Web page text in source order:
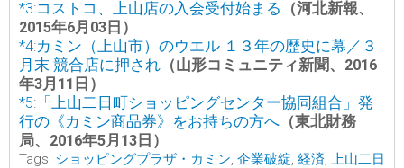
*3:コストコ、上山店の入会受付始まる
（河北新報、
2015年6月03日）
*4:カミン（上山市）のウエル １３年の歴史に幕／３
月末 競合店に押され （山形コミュニティ新聞、2016
年3月11日）
*5: 「上山二日町ショッピングセンター協同組合」発
行の《カミン商品券》をお持ちの方へ （東北財務
局、2016年5月13日）
Tags: ショッピングプラザ・カミン, 企業破綻, 経済, 上山二日